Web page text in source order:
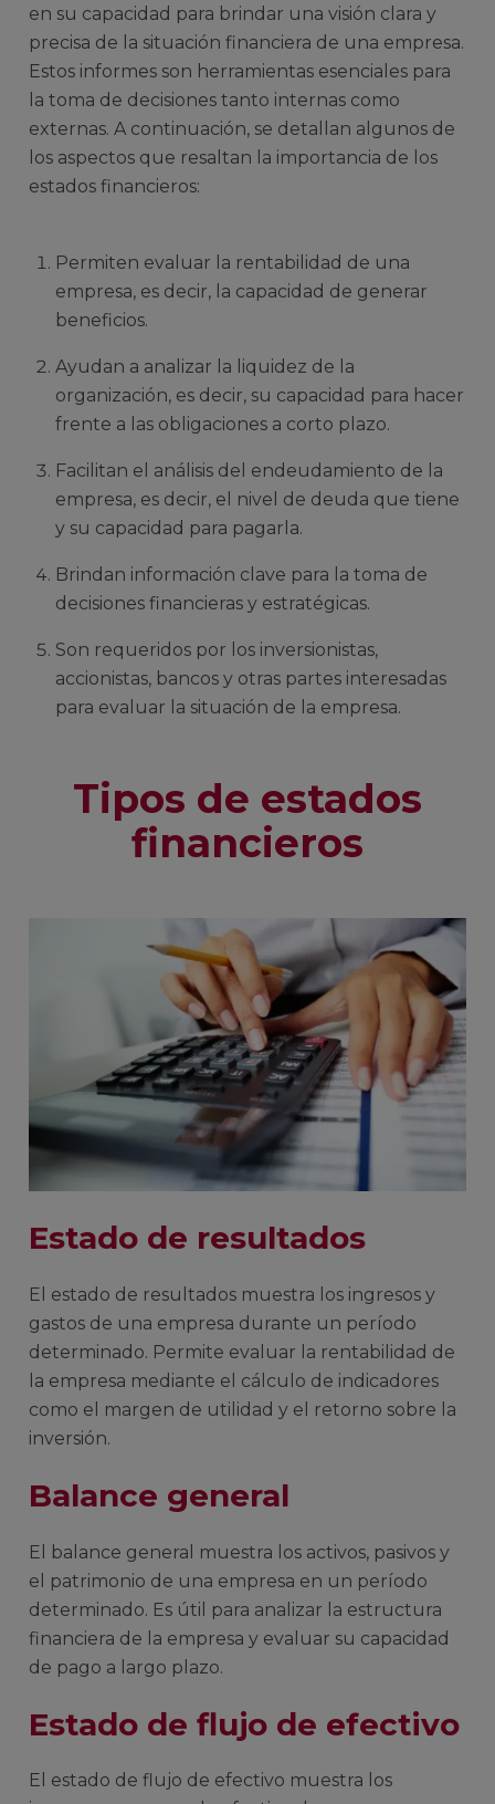
en su capacidad para brindar una visión clara y
precisa de la situación financiera de una empresa.
Estos informes son herramientas esenciales para
la toma de decisiones tanto internas como
externas. A continuación, se detallan algunos de
los aspectos que resaltan la importancia de los
estados financieros:
Permiten evaluar la rentabilidad de una
empresa, es decir, la capacidad de generar
beneficios.
Ayudan a analizar la liquidez de la
organización, es decir, su capacidad para hacer
frente a las obligaciones a corto plazo.
Facilitan el análisis del endeudamiento de la
empresa, es decir, el nivel de deuda que tiene
y su capacidad para pagarla.
Brindan información clave para la toma de
decisiones financieras y estratégicas.
Son requeridos por los inversionistas,
accionistas, bancos y otras partes interesadas
para evaluar la situación de la empresa.
Tipos de estados
financieros
Estado de resultados
El estado de resultados muestra los ingresos y
gastos de una empresa durante un período
determinado. Permite evaluar la rentabilidad de
la empresa mediante el cálculo de indicadores
como el margen de utilidad y el retorno sobre la
inversión.
Balance general
El balance general muestra los activos, pasivos y
el patrimonio de una empresa en un período
determinado. Es útil para analizar la estructura
financiera de la empresa y evaluar su capacidad
de pago a largo plazo.
Estado de flujo de efectivo
El estado de flujo de efectivo muestra los